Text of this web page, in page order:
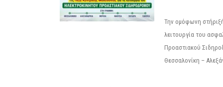
Την ομόφωνη
λειτουργία του
Προαστιακού
Θεσσαλονίκη –